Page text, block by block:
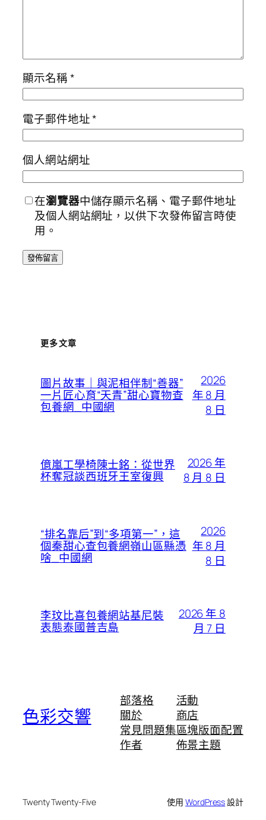
顯示名稱*
電子郵件地址*
個人網站網址
在瀏覽器中儲存顯示名稱、電子郵件地址
及個人網站網址，以供下次發佈留言時使
用。
更多文章
圖片故事｜與泥相伴制“善器”
一片匠心育“天青”甜心寶物查
包養網_中國網
2026
年 8 月
8 日
億嵐工學椅陳士銘：從世界
杯奪冠談西班牙王室復興
2026 年
8 月 8 日
“排名靠后”到“多項第一”，這
個秦甜心查包養網嶺山區縣憑
啥_中國網
2026
年 8 月
8 日
李玟比喜包養網站基尼裝
表態泰國普吉島
2026 年 8
月 7 日
色彩交響
部落格
關於
常見問題集
作者
活動
商店
區塊版面配置
佈景主題
Twenty Twenty-Five 使用WordPress設計